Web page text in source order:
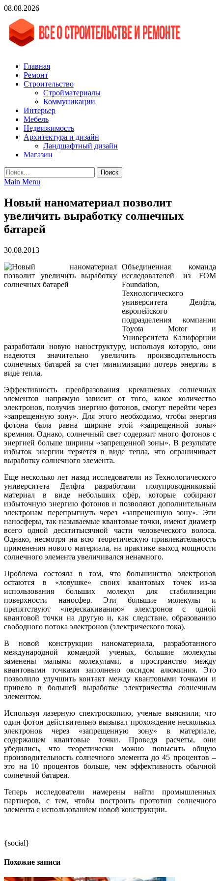
Skip
content
08.08.2026
vgasa.ru
Строительный журнал. Всё о строительстве и ремонтах
Главная
Ремонт
Строительство
Стройматериалы
Коммуникации
Интерьер
Мебель
Недвижимость
Архитектура и дизайн
Ландшафтный дизайн
Магазин
Найти:
Main Menu
Новый наноматериал позволит
увеличить выработку солнечных
батарей
30.08.2013
Объединенная команда
исследователей из FOM
Foundation,
Технологического
университета Делфта,
европейского
подразделения компании
Toyota Motor и
Университета Калифорнии
разработали новую наноструктуру, используя которую, они
надеются значительно увеличить производительность
солнечных батарей за счет минимизации потерь энергии в
виде тепла.
Эффективность преобразования кремниевых солнечных
элементов напрямую зависит от того, какое количество
электронов, получив энергию фотонов, смогут перейти через
«запрещенную зону». Для этого необходимо, чтобы энергия
фотона была равна ширине этой «запрещенной зоны»
кремния. Однако, солнечный свет содержит много фотонов с
энергией больше ширины «запрещенной зоны». В результате
избыток энергии теряется в виде тепла, что ограничивает
выработку солнечного элемента.
Еще несколько лет назад исследователи из Технологического
университета Делфта разработали полупроводниковый
материал в виде небольших сфер, которые собирают
избыточную энергию фотонов и позволяют дополнительным
электронам перепрыгнуть через «запрещенную зону». Эти
наносферы, так называемые квантовые точки, имеют диаметр
всего одной десятитысячной части человеческого волоса.
Однако, несмотря на всю теоретическую привлекательность
применения нового материала, на практике выход мощности
солнечного элемента увеличивался ненамного.
Проблема состояла в том, что большинство электронов
остаются в «ловушке» своих квантовых точек из-за
использования больших молекул для стабилизации
поверхности наносфер. Эти большие молекулы и
препятствуют «перескакиванию» электронов с одной
квантовой точки на другую и, как следствие, образованию
свободного потока электронов (электрического тока).
В новой конструкции наноматериала, разработанного
международной командой ученых, большие молекулы
заменены малыми молекулами, а пространство между
квантовыми точками заполнено оксидом алюминия. Это
позволило улучшить контакт между квантовыми точками и
привело в большей выработке электричества солнечным
элементом.
Используя лазерную спектроскопию, ученые выяснили, что
один фотон действительно вызывал прохождение нескольких
электронов через «запрещенную зону» в материале,
содержащем квантовые точки. Проведя расчеты, они
убедились, что теоретически можно повысить общую
производительность солнечного элемента до 45 процентов –
это на 10 процентов больше, чем эффективность обычной
солнечной батареи.
Теперь исследователи намерены найти промышленных
партнеров, с тем, чтобы построить прототип солнечного
элемента с использованием новой конструкции.
{social}
Похожие записи